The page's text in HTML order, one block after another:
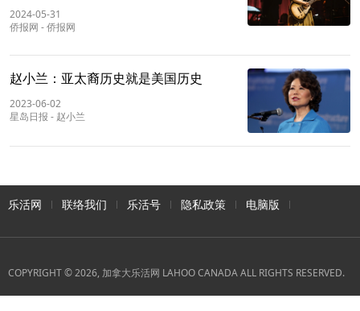
2024-05-31
侨报网 -侨报网
赵小兰：亚太裔历史就是美国历史
2023-06-02
星岛日报 - 赵小兰
乐活网 联络我们 乐活号 隐私政策 电脑版
COPYRIGHT © 2026, 加拿大乐活网 LAHOO CANADA ALL RIGHTS RESERVED.